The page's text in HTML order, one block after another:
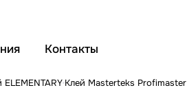
Контакты
Клей Masterteks